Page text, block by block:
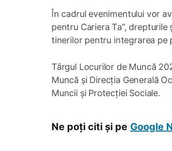
În cadrul evenimentului vor
pentru Cariera Ta”,
tinerilor pentru integrarea pe
Târgul Locurilor de Muncă
Muncă și Direcția Generală
Muncii și Protecției Sociale.
Ne poți citi și pe Google